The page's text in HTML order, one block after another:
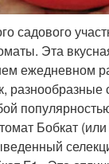
садового
Эта
ежедневном
разнообразные
Бобкат